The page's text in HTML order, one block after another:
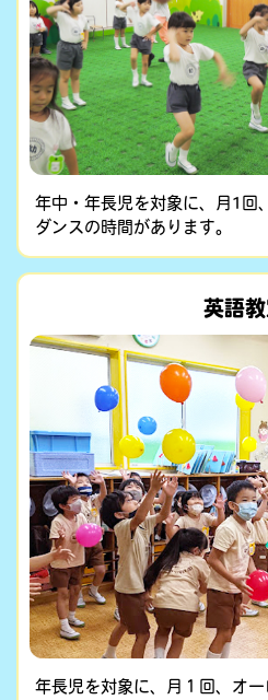
年中・年長児を対象に、月1回
ダンスの時間があります。
英語
年長児を対象に、月１回、オ